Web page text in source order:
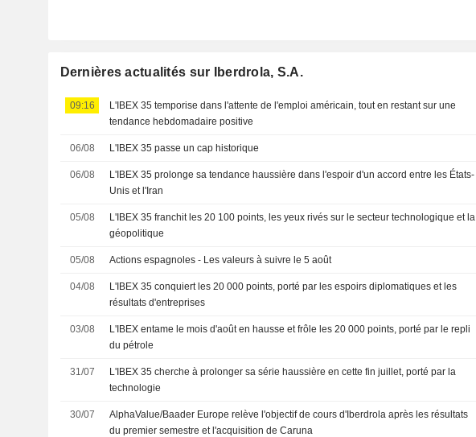
Dernières actualités sur Iberdrola, S.A.
09:16
L'IBEX 35 temporise dans l'attente de l'emploi américain, tout en restant sur une
tendance hebdomadaire positive
06/08 L'IBEX 35 passe un cap historique
06/08
L'IBEX 35 prolonge sa tendance haussière dans l'espoir d'un accord entre les États-
Unis et l'Iran
05/08
L'IBEX 35 franchit les 20 100 points, les yeux rivés sur le secteur technologique et la
géopolitique
05/08 Actions espagnoles - Les valeurs à suivre le 5 août
04/08
L'IBEX 35 conquiert les 20 000 points, porté par les espoirs diplomatiques et les
résultats d'entreprises
03/08
L'IBEX entame le mois d'août en hausse et frôle les 20 000 points, porté par le repli
du pétrole
31/07
L'IBEX 35 cherche à prolonger sa série haussière en cette fin juillet, porté par la
technologie
30/07
AlphaValue/Baader Europe relève l'objectif de cours d'Iberdrola après les résultats
du premier semestre et l'acquisition de Caruna